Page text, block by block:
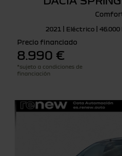
2021 | Eléctrico |
Precio financiado
8.990 €
*sujeto a condiciones de
financiación